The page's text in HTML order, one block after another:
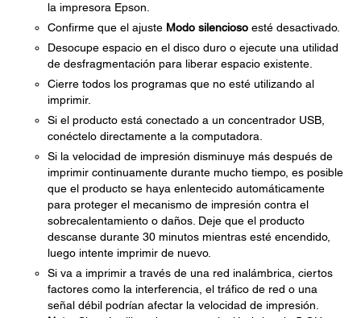
la impresora Epson.
Confirme que el ajuste Modo silencioso esté desactivado.
Desocupe espacio en el disco duro o ejecute una utilidad
de desfragmentación para liberar espacio existente.
Cierre todos los programas que no esté utilizando al
imprimir.
Si el producto está conectado a un concentrador USB,
conéctelo directamente a la computadora.
Si la velocidad de impresión disminuye más después de
imprimir continuamente durante mucho tiempo, es posible
que el producto se haya enlentecido automáticamente
para proteger el mecanismo de impresión contra el
sobrecalentamiento o daños. Deje que el producto
descanse durante 30 minutos mientras esté encendido,
luego intente imprimir de nuevo.
Si va a imprimir a través de una red inalámbrica, ciertos
factores como la interferencia, el tráfico de red o una
señal débil podrían afectar la velocidad de impresión.